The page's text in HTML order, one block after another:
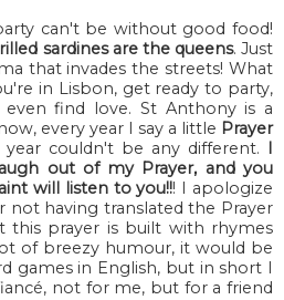
can't be without good food!
sardines are the queens. Just
that invades the streets! What
in Lisbon, get ready to party,
even find love. St Anthony is a
every year I say a little Prayer
year couldn't be any different. I
out of my Prayer, and you
will listen to you!!! I apologize
not having translated the Prayer
this prayer is built with rhymes
of breezy humour, it would be
games in English, but in short I
not for me, but for a friend